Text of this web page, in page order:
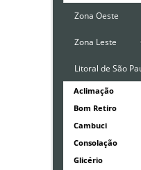
Zona Oeste
Zona Leste
Litoral de São
Aclimação
Bom Retiro
Cambuci
Consolação
Glicério